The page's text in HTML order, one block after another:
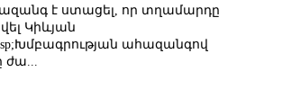
է ստացել, որ տղամարդը
Կիևյան
ահազանգով